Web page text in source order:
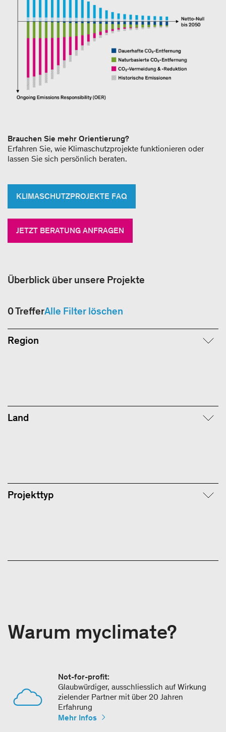
Brauchen Sie mehr Orientierung?
Erfahren Sie, wie Klimaschutzprojekte funktionieren oder
lassen Sie sich persönlich beraten.
KLIMASCHUTZPROJEKTE FAQ
JETZT BERATUNG ANFRAGEN
Überblick über unsere Projekte
0TrefferAlle Filter löschen
Region
Land
Projekttyp
Warum myclimate?
Not-for-profit:
Glaubwürdiger, ausschliesslich auf Wirkung
zielender Partner mit über 20 Jahren
Erfahrung
Mehr Infos